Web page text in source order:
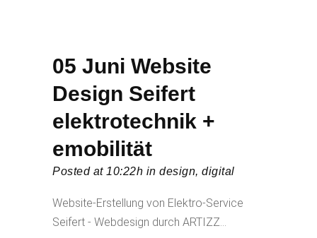
05 Juni Website
Design Seifert
elektrotechnik +
emobilität
Posted at 10:22h in design, digital
Website-Erstellung von Elektro-Service
Seifert - Webdesign durch ARTIZZ...